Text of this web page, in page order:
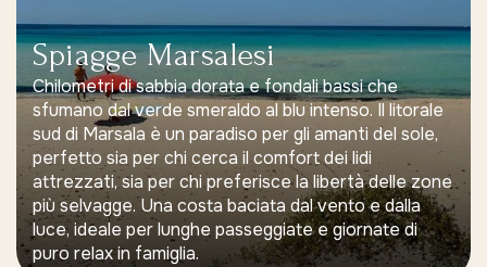
Spiagge Marsalesi
Chilometri di sabbia dorata e fondali bassi che
sfumano dal verde smeraldo al blu intenso. Il litorale
sud di Marsala è un paradiso per gli amanti del sole,
perfetto sia per chi cerca il comfort dei lidi
attrezzati, sia per chi preferisce la libertà delle zone
più selvagge. Una costa baciata dal vento e dalla
luce, ideale per lunghe passeggiate e giornate di
puro relax in famiglia.